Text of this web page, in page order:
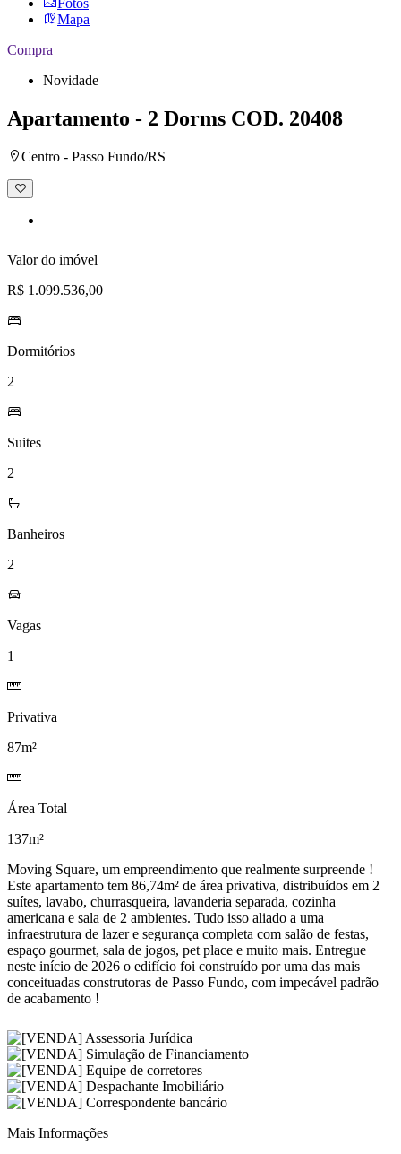
Fotos
Mapa
Compra
Novidade
Apartamento - 2 Dorms COD. 20408
Centro - Passo Fundo/RS
Adicionar
à
Valor do imóvel
R$ 1.099.536,00
Dormitórios
2
Suites
2
Banheiros
2
Vagas
1
Privativa
87m²
Área Total
137m²
Moving Square, um empreendimento que realmente surpreende !
Este apartamento tem 86,74m² de área privativa, distribuídos em 2
suítes, lavabo, churrasqueira, lavanderia separada, cozinha
americana e sala de 2 ambientes. Tudo isso aliado a uma
infraestrutura de lazer e segurança completa com salão de festas,
espaço gourmet, sala de jogos, pet place e muito mais. Entregue
neste início de 2026 o edifício foi construído por uma das mais
conceituadas construtoras de Passo Fundo, com impecável padrão
de acabamento !
Mais Informações